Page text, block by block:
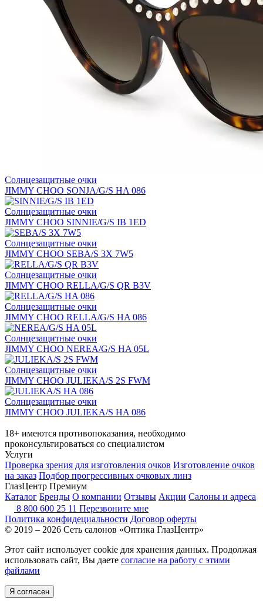
Солнцезащитные очки
JIMMY CHOO SONJA/G/S HA 086
Солнцезащитные очки
JIMMY CHOO SINNIE/G/S IB 1ED
Солнцезащитные очки
JIMMY CHOO SEBA/S 3X 7W5
Солнцезащитные очки
JIMMY CHOO RELLA/G/S QR B3V
Солнцезащитные очки
JIMMY CHOO RELLA/G/S HA 086
Солнцезащитные очки
JIMMY CHOO NEREA/G/S HA 05L
Солнцезащитные очки
JIMMY CHOO JULIEKA/S 2S FWM
Солнцезащитные очки
JIMMY CHOO JULIEKA/S HA 086
18+ имеются противопоказания, необходимо
проконсультироваться со специалистом
Услуги
Проверка зрения для изготовления очков Изготовление очков
на заказ Подбор прогрессивных очковых линз
ГлазЦентр Премиум
Каталог Бренды О компании Отзывы Акции Салоны и адреса
8 800 600 25 11 Перезвоните мне
Политика конфидециальности Договор оферты
© 2019 – 2026 Сеть салонов «Оптика ГлазЦентр»
Этот сайт использует cookie для хранения данных. Продолжая
использовать сайт, Вы даете согласие на работу с этими
файлами
Я согласен